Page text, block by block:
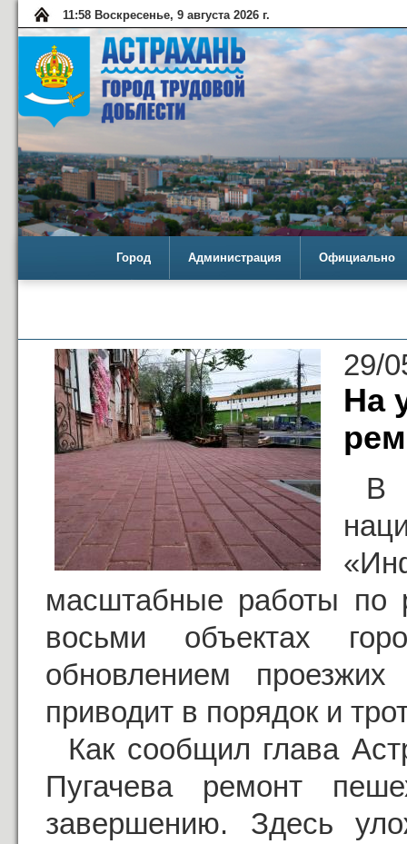
11:58 Воскресенье, 9 августа 2026 г.
Город Администрация Официально
29/
На
В
масштабные работы по
восьми объектах
обновлением проезжих
приводит в порядок и
Как сообщил глава
Пугачева ремонт
завершению. Здесь